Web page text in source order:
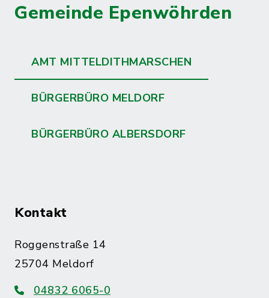
Gemeinde Epenwöhrden
AMT MITTELDITHMARSCHEN
BÜRGERBÜRO MELDORF
BÜRGERBÜRO ALBERSDORF
Kontakt
Roggenstraße 14
25704 Meldorf
04832 6065-0